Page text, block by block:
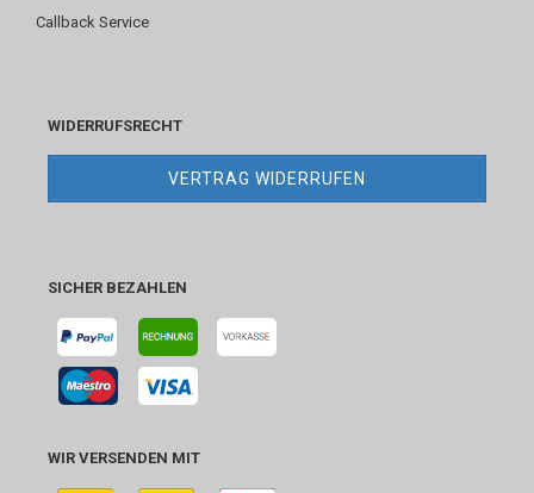
Callback Service
WIDERRUFSRECHT
VERTRAG WIDERRUFEN
SICHER BEZAHLEN
WIR VERSENDEN MIT